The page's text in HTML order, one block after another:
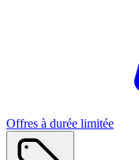
Offres à durée limitée